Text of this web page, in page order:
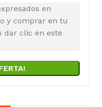
en
y comprar en tu
dar clic en este